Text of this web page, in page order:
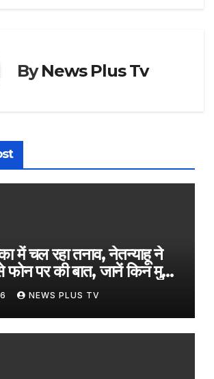
ByNews Plus Tv
में चल रहा तनाव, नेतन्याहू ने
फोन पर की बात, जानें किन मुद्दों
August 7, 2026 at
NEWS PLUS TV